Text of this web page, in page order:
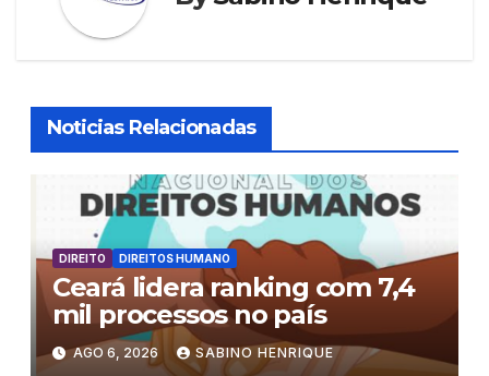
Noticias Relacionadas
DIREITO DIREITOS HUMANO
Ceará lidera ranking com 7,4
mil processos no país
AGO 6, 2026 SABINO HENRIQUE